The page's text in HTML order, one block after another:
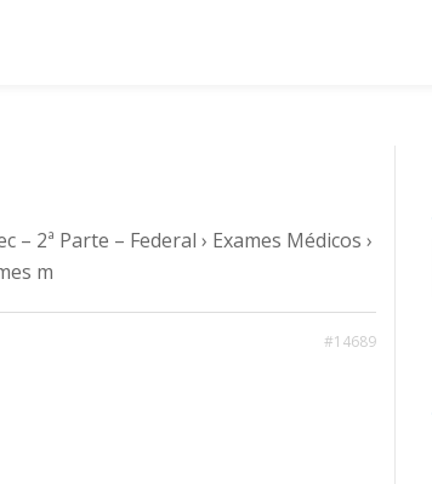
– 2ª Parte – Federal › Exames Médicos ›
m
#14689